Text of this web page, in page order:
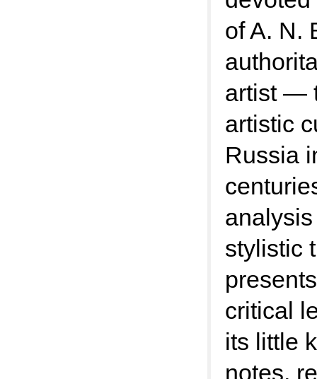
of A. N.
artist —
artistic
Russia
stylistic
critical
its little
notes,